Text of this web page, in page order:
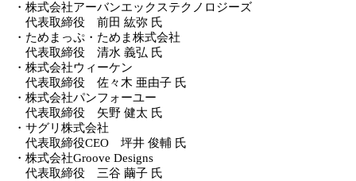
・株式会社アーバンエックステクノロジーズ
代表取締役 前田 紘弥 氏
・ためまっぷ・ためま株式会社
代表取締役 清水 義弘 氏
・株式会社ウィーケン
代表取締役 佐々木 亜由子 氏
・株式会社パンフォーユー
代表取締役 矢野 健太 氏
・サグリ株式会社
代表取締役CEO 坪井 俊輔 氏
・株式会社Groove Designs
代表取締役 三谷 繭子 氏